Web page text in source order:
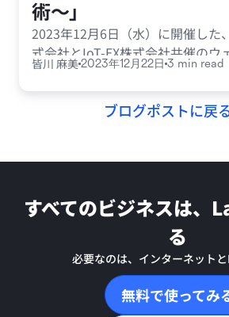
術〜」
2023年12月6日（水）に開催した
式会社とIoT-EX株式会社共催のウ
定でアーカイブ配信いたします。
皆川 麻美2023年12月22日 3 min read
ブログポストに戻
すべてのビジネスは、
る
必要なのは、インターネットと
無料で使ってみ